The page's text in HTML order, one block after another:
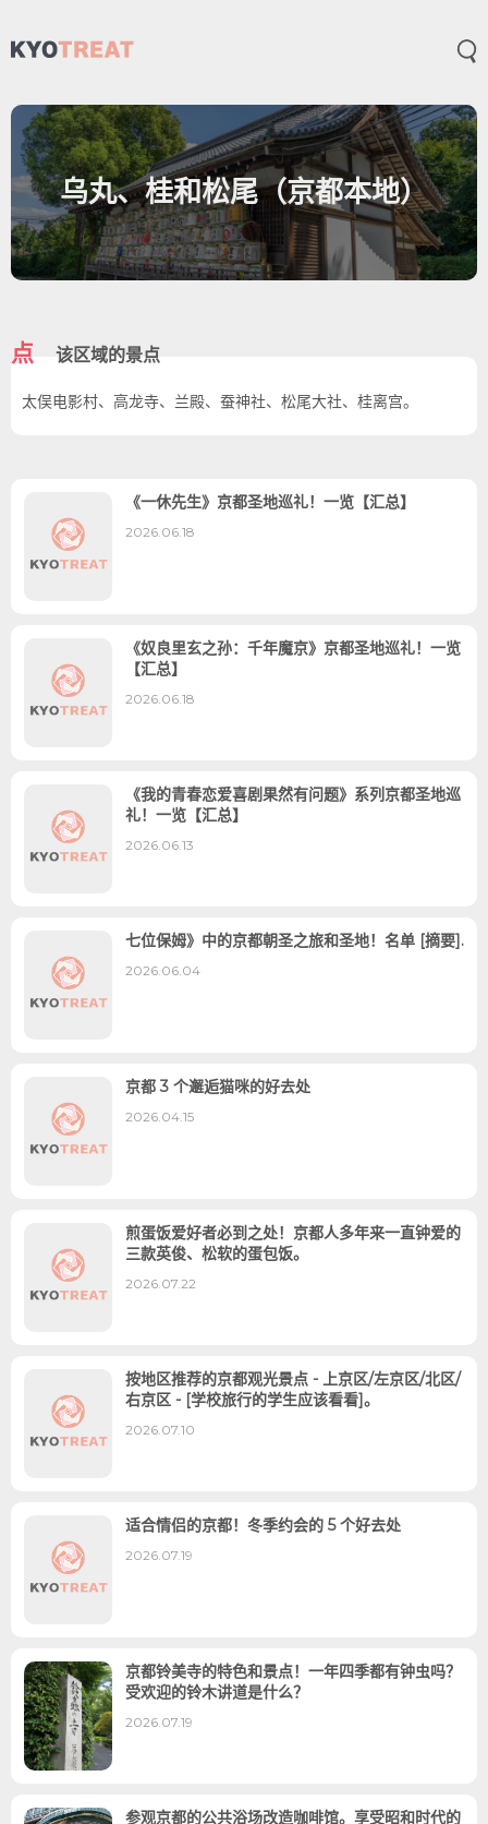
打
乌丸、桂和松尾（京都本地）
点 该区域的景点
太俣电影村、高龙寺、兰殿、蚕神社、松尾大社、桂离宫。
《一休先生》京都圣地巡礼！一览【汇总】
2026.06.18
《奴良里玄之孙：千年魔京》京都圣地巡礼！一览
【汇总】
2026.06.18
《我的青春恋爱喜剧果然有问题》系列京都圣地巡
礼！一览【汇总】
2026.06.13
七位保姆》中的京都朝圣之旅和圣地！名单 [摘要].
2026.06.04
京都 3 个邂逅猫咪的好去处
2026.04.15
煎蛋饭爱好者必到之处！京都人多年来一直钟爱的
三款英俊、松软的蛋包饭。
2026.07.22
按地区推荐的京都观光景点 - 上京区/左京区/北区/
右京区 - [学校旅行的学生应该看看]。
2026.07.10
适合情侣的京都！冬季约会的 5 个好去处
2026.07.19
京都铃美寺的特色和景点！一年四季都有钟虫吗？
受欢迎的铃木讲道是什么？
2026.07.19
参观京都的公共浴场改造咖啡馆。享受昭和时代的